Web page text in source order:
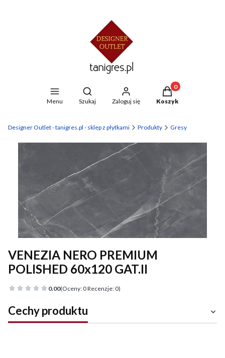
Menu
Otwórz wyszukiwarkę
Szukaj Zaloguj się
Produkty w
Koszyk
Designer Outlet - tanigres.pl - sklep z płytkami Produkty Gresy
VENEZIA NERO PREMIUM
POLISHED 60x120 GAT.II
0.00(Oceny: 0 Recenzje: 0)
Cechy produktu